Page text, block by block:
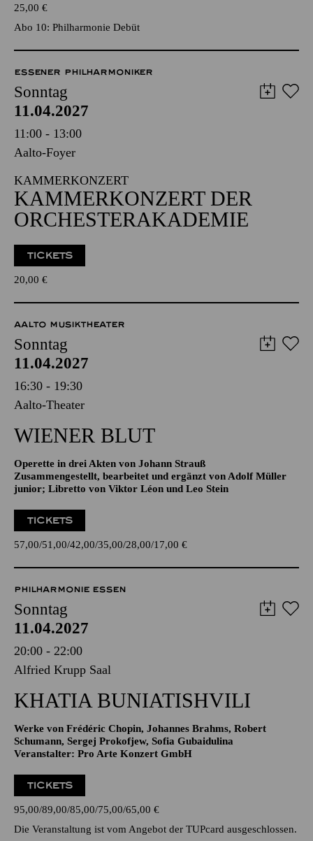
TICKETS
25,00€
Abo 10: Philharmonie Debüt
ESSENER PHILHARMONIKER
Sonntag
11.04.2027
11:00 - 13:00
Aalto-Foyer
KAMMERKONZERT
KAMMERKONZERT DER
ORCHESTERAKADEMIE
20,00€
AALTO MUSIKTHEATER
Sonntag
11.04.2027
16:30 - 19:30
WIENER BLUT
Zusammengestellt, bearbeitet und ergänzt von Adolf Müller
junior; Libretto von Viktor Léon und Leo Stein
57,00 51,00 42,00 35,00
PHILHARMONIE ESSEN
Sonntag
11.04.2027
20:00 - 22:00
KHATIA BUNIATISHVILI
Schumann, Sergej Prokofjew, Sofia Gubaidulina
Veranstalter: Pro Arte Konzert GmbH
TICKETS